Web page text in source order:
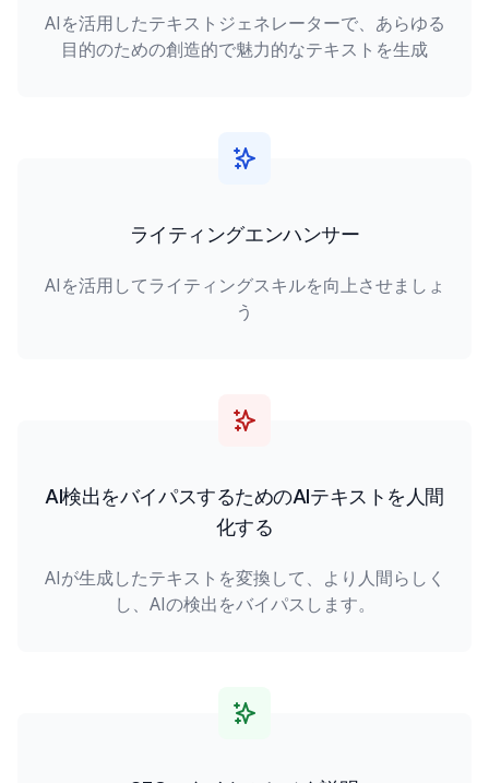
AIを活用したテキストジェネレーターで、あらゆる
目的のための創造的で魅力的なテキストを生成
ライティングエンハンサー
AIを活用してライティングスキルを向上させましょ
う
AI検出をバイパスするためのAIテキストを人間
化する
AIが生成したテキストを変換して、より人間らしく
し、AIの検出をバイパスします。